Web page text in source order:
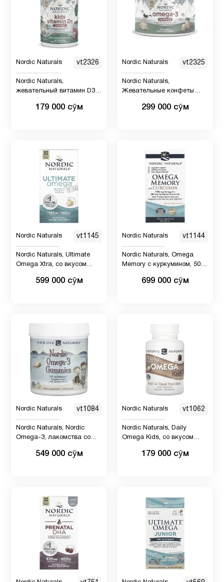
Nordic Naturals vt2326
Nordic Naturals,
жевательный витамин D3,
вкусом арбуза, 400 МЕ, 60
179 000 сӯм
Nordic Naturals vt2325
Nordic Naturals,
Жевательные конфеты
мандарина, 60
299 000 сӯм
Nordic Naturals vt1145
Nordic Naturals, Ultimate
Omega Xtra, со вкусом
599 000 сӯм
Nordic Naturals vt1144
Nordic Naturals, Omega
Memory с куркумином, 500
699 000 сӯм
Nordic Naturals vt1084
Nordic Naturals, Nordic
Omega-3, лакомства со
120 жевательных
549 000 сӯм
Nordic Naturals vt1062
Nordic Naturals, Daily
Omega Kids, со вкусом
мг, 30 капсул
179 000 сӯм